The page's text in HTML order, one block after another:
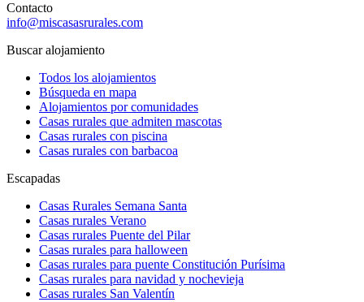
Contacto
info@miscasasrurales.com
Buscar alojamiento
Todos los alojamientos
Búsqueda en mapa
Alojamientos por comunidades
Casas rurales que admiten mascotas
Casas rurales con piscina
Casas rurales con barbacoa
Escapadas
Casas Rurales Semana Santa
Casas rurales Verano
Casas rurales Puente del Pilar
Casas rurales para halloween
Casas rurales para puente Constitución Purísima
Casas rurales para navidad y nochevieja
Casas rurales San Valentín